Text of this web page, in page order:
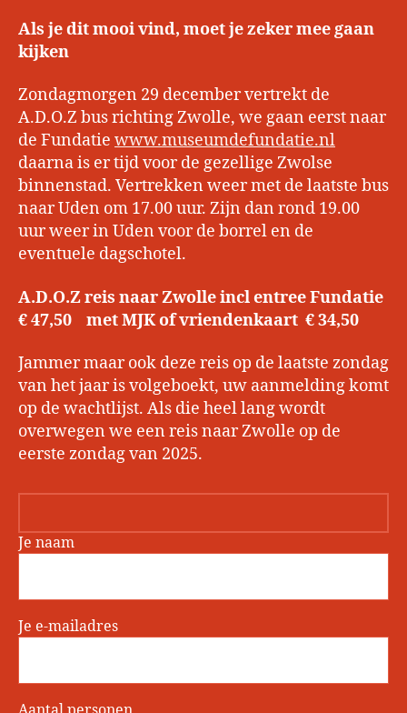
Als je dit mooi vind, moet je zeker mee gaan
kijken
Zondagmorgen 29 december vertrekt de
A.D.O.Z bus richting Zwolle, we gaan eerst naar
de Fundatie www.museumdefundatie.nl
daarna is er tijd voor de gezellige Zwolse
binnenstad. Vertrekken weer met de laatste bus
naar Uden om 17.00 uur. Zijn dan rond 19.00
uur weer in Uden voor de borrel en de
eventuele dagschotel.
A.D.O.Z reis naar Zwolle incl entree Fundatie
€ 47,50 met MJK of vriendenkaart € 34,50
Jammer maar ook deze reis op de laatste zondag
van het jaar is volgeboekt, uw aanmelding komt
op de wachtlijst. Als die heel lang wordt
overwegen we een reis naar Zwolle op de
eerste zondag van 2025.
Je naam
Je e-mailadres